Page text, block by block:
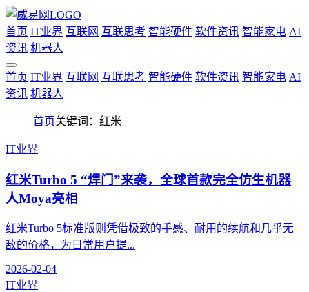
首页 IT业界 互联网 互联思考 智能硬件 软件资讯 智能家电 AI
资讯 机器人
首页 IT业界 互联网 互联思考 智能硬件 软件资讯 智能家电 AI
资讯 机器人
首页关键词：红米
IT业界
红米Turbo 5 “焊门”来袭，全球首款完全仿生机器
人Moya亮相
红米Turbo 5标准版则凭借极致的手感、耐用的续航和几乎无
敌的价格，为日常用户提...
2026-02-04
IT业界